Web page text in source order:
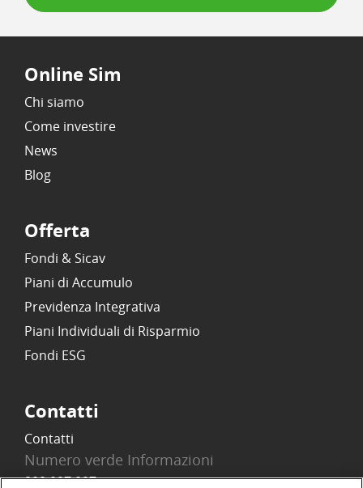
Online Sim
Chi siamo
Come investire
News
Blog
Offerta
Fondi & Sicav
Piani di Accumulo
Previdenza Integrativa
Piani Individuali di Risparmio
Fondi ESG
Contatti
Contatti
Numero verde Informazioni
800 097 097